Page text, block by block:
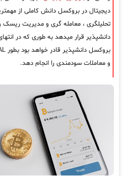
دیجیتال در بروکسل دانش کاملی از
تحلیلگری ، معامله گری و مدیریت ریسک و
دانشپذیر قرار میدهد به طوری که در
و معاملات سودمندی را انجام دهد.